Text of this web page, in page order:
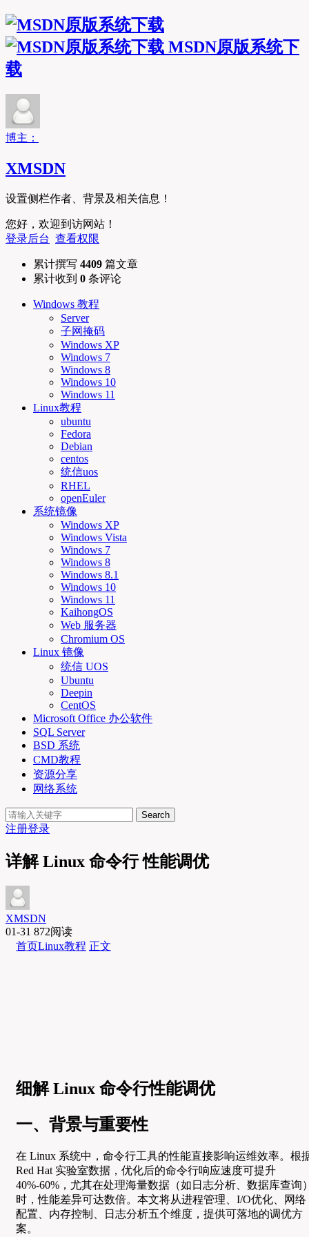
MSDN原版系统下
载
博主：
XMSDN
设置侧栏作者、背景及相关信息！
您好，欢迎到访网站！
登录后台 查看权限
累计撰写 4409 篇文章
累计收到 0 条评论
Windows 教程
Server
子网掩码
Windows XP
Windows 7
Windows 8
Windows 10
Windows 11
Linux教程
ubuntu
Fedora
Debian
centos
统信uos
RHEL
openEuler
系统镜像
Windows XP
Windows Vista
Windows 7
Windows 8
Windows 8.1
Windows 10
Windows 11
KaihongOS
Web 服务器
Chromium OS
Linux 镜像
统信 UOS
Ubuntu
Deepin
CentOS
Microsoft Office 办公软件
SQL Server
BSD 系统
CMD教程
资源分享
网络系统
Search
注册登录
详解 Linux 命令行 性能调优
XMSDN
01-31 872阅读
首页Linux教程 正文
细解 Linux 命令行性能调优
一、背景与重要性
在 Linux 系统中，命令行工具的性能直接影响运维效率。根
Red Hat 实验室数据，优化后的命令行响应速度可提升
40%-60%，尤其在处理海量数据（如日志分析、数据库查询
时，性能差异可达数倍。本文将从进程管理、I/O优化、网络
配置、内存控制、日志分析五个维度，提供可落地的调优方
案。